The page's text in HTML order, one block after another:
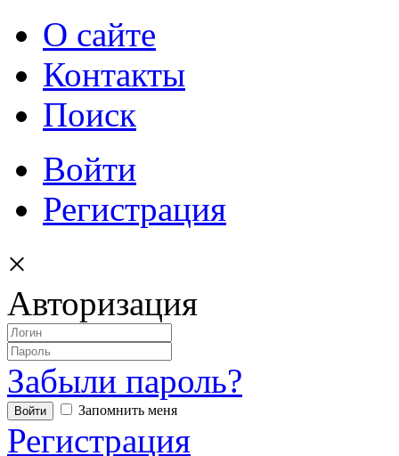
О сайте
Контакты
Поиск
Войти
Регистрация
×
Авторизация
Забыли пароль?
Запомнить меня
Регистрация